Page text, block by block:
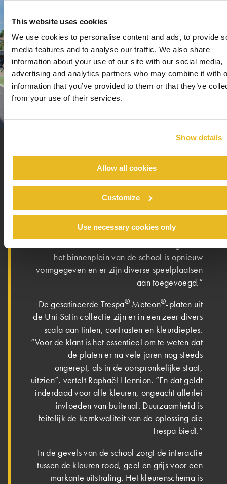
This website uses cookies
We use cookies to personalise content and ads, to provide
media features and to analyse our traffic. We also share
information about your use of our site with our social media,
advertising and analytics partners who may combine it with
information that you’ve provided to them or that they’ve
from your use of their services.
Show details
Allow all cookies
Customize
Use necessary cookies only
Frédérique Serinet geeft aan hoe ze het project
heeft aangepakt: “Als ik aan een school werk,
geef ik de voorkeur aan natuurlijk licht. Daarom
voor gecoat aluminium in een lichte grijstint.
het binnenplein van de school is opnieuw
vormgegeven en er zijn diverse speelplaatsen
aan toegevoegd.”
De gesatineerde Trespa®Meteon®-platen uit
de Uni Satin collectie zijn er in een zeer divers
scala aan tinten, contrasten en kleurdieptes.
“Voor de klant is het essentieel om te weten dat
de platen er na vele jaren nog steeds
ongerept, als in de oorspronkelijke staat,
uitzien”, vertelt Raphaël Hennion. ”En dat geldt
inderdaad voor alle kleuren, ongeacht allerlei
invloeden van buitenaf. Duurzaamheid is
feitelijk de kernkwaliteit van de oplossing die
Trespa biedt.”
In de gevels van de school zorgt de interactie
tussen de kleuren rood, geel en grijs voor een
markante uitstraling. Het kleurenschema is